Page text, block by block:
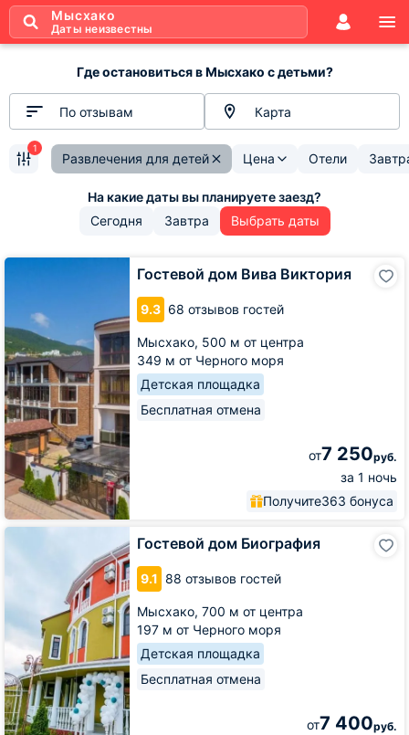
Мысхако
Даты неизвестны
Где остановиться в Мысхако с детьми?
По отзывам Карта
Развлечения для детей Цена Отели
1
Сегодня Завтра Выбрать даты
Гостевой дом Вива Виктория
9.3 68 отзывов гостей
Мысхако, 500 м от центра
349 м от Черного моря
Детская площадка
Бесплатная отмена
от7 250руб.
за 1 ночь
Получите363 бонуса
Гостевой
Виктория
Гостевой дом Биография
9.1 88 отзывов гостей
Мысхако, 700 м от центра
197 м от Черного моря
Детская площадка
Бесплатная отмена
от7 400руб.
Гостевой